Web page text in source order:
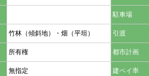
駐車場
竹林（傾斜地）・畑（平坦） 引渡
所有権 都市計画
無指定 建ペイ率